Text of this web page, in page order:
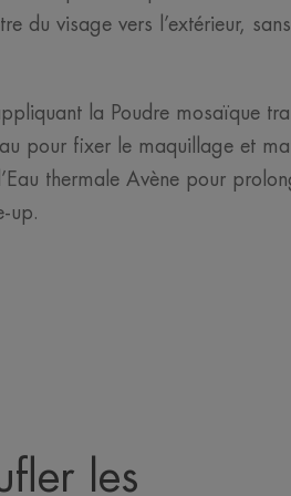
du visage vers l’extérieur,
la Poudre mosaïque
pour fixer le maquillage et
thermale Avène pour
up.
les